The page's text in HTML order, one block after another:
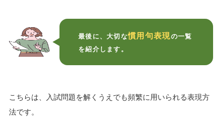
最後に、大切な慣用句表現の一覧
を紹介します。
こちらは、入試問題を解くうえでも頻繁に用いられる表現方
法です。